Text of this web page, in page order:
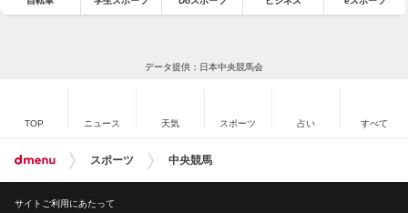
データ提供：日本中央競馬会
TOP ニュース 天気 スポーツ 占い すべて
スポーツ 中央競馬
サイトご利用にあたって